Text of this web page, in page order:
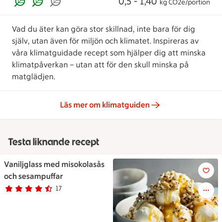
kg CO2e/portion
Vad du äter kan göra stor skillnad, inte bara för dig
själv, utan även för miljön och klimatet. Inspireras av
våra klimatguidade recept som hjälper dig att minska
klimatpåverkan – utan att för den skull minska på
matglädjen.
Läs mer om klimatguiden
Testa liknande recept
Vaniljglass med misokolasås
och sesampuffar
Betyg 4.4 av 5. 17
17 personer har röstat
Vaniljglass med misokolasås